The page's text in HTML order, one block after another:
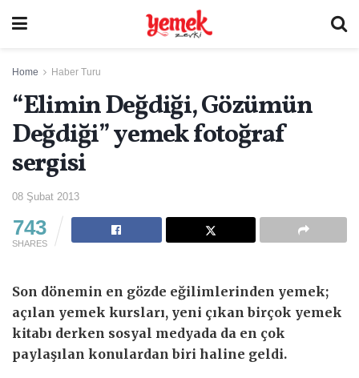
Home Haber Turu
“Elimin Değdiği, Gözümün
Değdiği” yemek fotoğraf
sergisi
08 Şubat 2013
743
SHARES
Son dönemin en gözde eğilimlerinden yemek;
açılan yemek kursları, yeni çıkan birçok yemek
kitabı derken sosyal medyada da en çok
paylaşılan konulardan biri haline geldi.